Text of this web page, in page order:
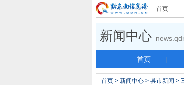
首页 -
新闻中心
首页 |
首页 > 新闻中心 > 县市新闻 >